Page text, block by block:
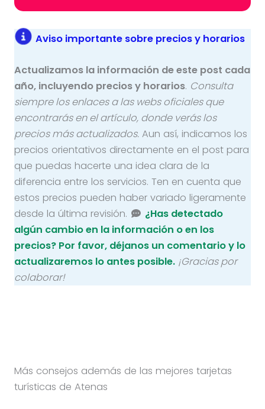
Aviso importante sobre precios y horarios
Actualizamos la información de este post cada
año, incluyendo precios y horarios. Consulta
siempre los enlaces a las webs oficiales que
encontrarás en el artículo, donde verás los
precios más actualizados.Aun así, indicamos los
precios orientativos directamente en el post para
que puedas hacerte una idea clara de la
diferencia entre los servicios. Ten en cuenta que
estos precios pueden haber variado ligeramente
desde la última revisión.
¿Has detectado
algún cambio en la información o en los
precios? Por favor, déjanos un comentario y lo
actualizaremos lo antes posible. ¡Gracias por
colaborar!
Más consejos además de las mejores tarjetas
turísticas de Atenas